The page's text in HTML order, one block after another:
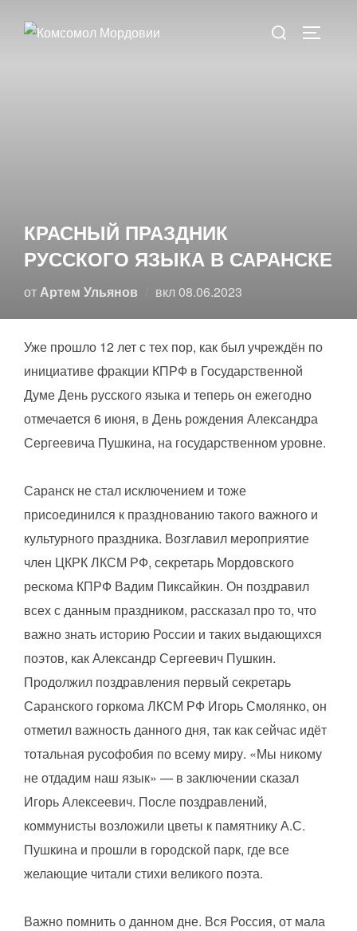
Поиск
КРАСНЫЙ ПРАЗДНИК
РУССКОГО ЯЗЫКА В САРАНСКЕ
отАртем Ульянов вкл Опубликовано
08.06.2023
Уже прошло 12 лет с тех пор, как был учреждён по
инициативе фракции КПРФ в Государственной
Думе День русского языка и теперь он ежегодно
отмечается 6 июня, в День рождения Александра
Сергеевича Пушкина, на государственном уровне.
Саранск не стал исключением и тоже
присоединился к празднованию такого важного и
культурного праздника. Возглавил мероприятие
член ЦКРК ЛКСМ РФ, секретарь Мордовского
рескома КПРФ Вадим Пиксайкин. Он поздравил
всех с данным праздником, рассказал про то, что
важно знать историю России и таких выдающихся
поэтов, как Александр Сергеевич Пушкин.
Продолжил поздравления первый секретарь
Саранского горкома ЛКСМ РФ Игорь Смолянко, он
отметил важность данного дня, так как сейчас идёт
тотальная русофобия по всему миру. «Мы никому
не отдадим наш язык» — в заключении сказал
Игорь Алексеевич. После поздравлений,
коммунисты возложили цветы к памятнику А.С.
Пушкина и прошли в городской парк, где все
желающие читали стихи великого поэта.
Важно помнить о данном дне. Вся Россия, от мала